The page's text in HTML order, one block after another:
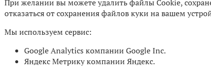
При желании вы можете удалить файлы Cookie,
отказаться от сохранения файлов куки на вашем
Мы используем сервис:
Google Analytics компании Google Inc.
Яндекс Метрику компании Яндекс.